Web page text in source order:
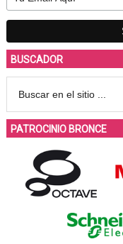
BUSCADOR
PATROCINIO BRONCE